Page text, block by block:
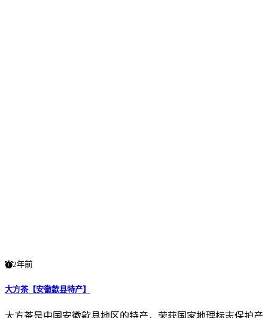
2年前
大方茶【安徽歙县特产】
大方茶是中国安徽歙县地区的特产，荣获国家地理标志保护产